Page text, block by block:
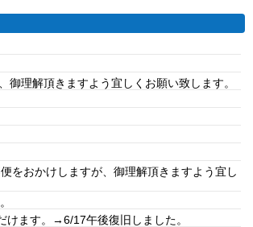
理解頂きますよう宜しくお願い致します。
をおかけしますが、御理解頂きますよう宜し
けます。→6/17午後復旧しました。